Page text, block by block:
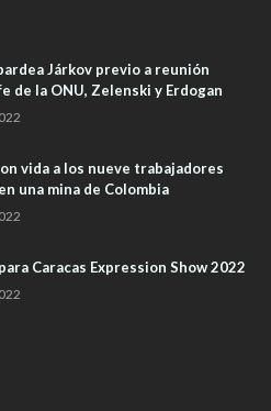
Járkov previo a reunión
de la ONU, Zelenski y Erdogan
vida a los nueve trabajadores
una mina de Colombia
Caracas Expression Show 2022